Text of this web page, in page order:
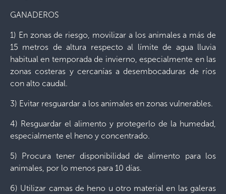
GANADEROS
1) En zonas de riesgo, movilizar a los animales a más de
15 metros de altura respecto al límite de agua lluvia
habitual en temporada de invierno, especialmente en las
zonas costeras y cercanías a desembocaduras de ríos
con alto caudal.
3) Evitar resguardar a los animales en zonas vulnerables.
4) Resguardar el alimento y protegerlo de la humedad,
especialmente el heno y concentrado.
5) Procura tener disponibilidad de alimento para los
animales, por lo menos para 10 días.
6) Utilizar camas de heno u otro material en las galeras